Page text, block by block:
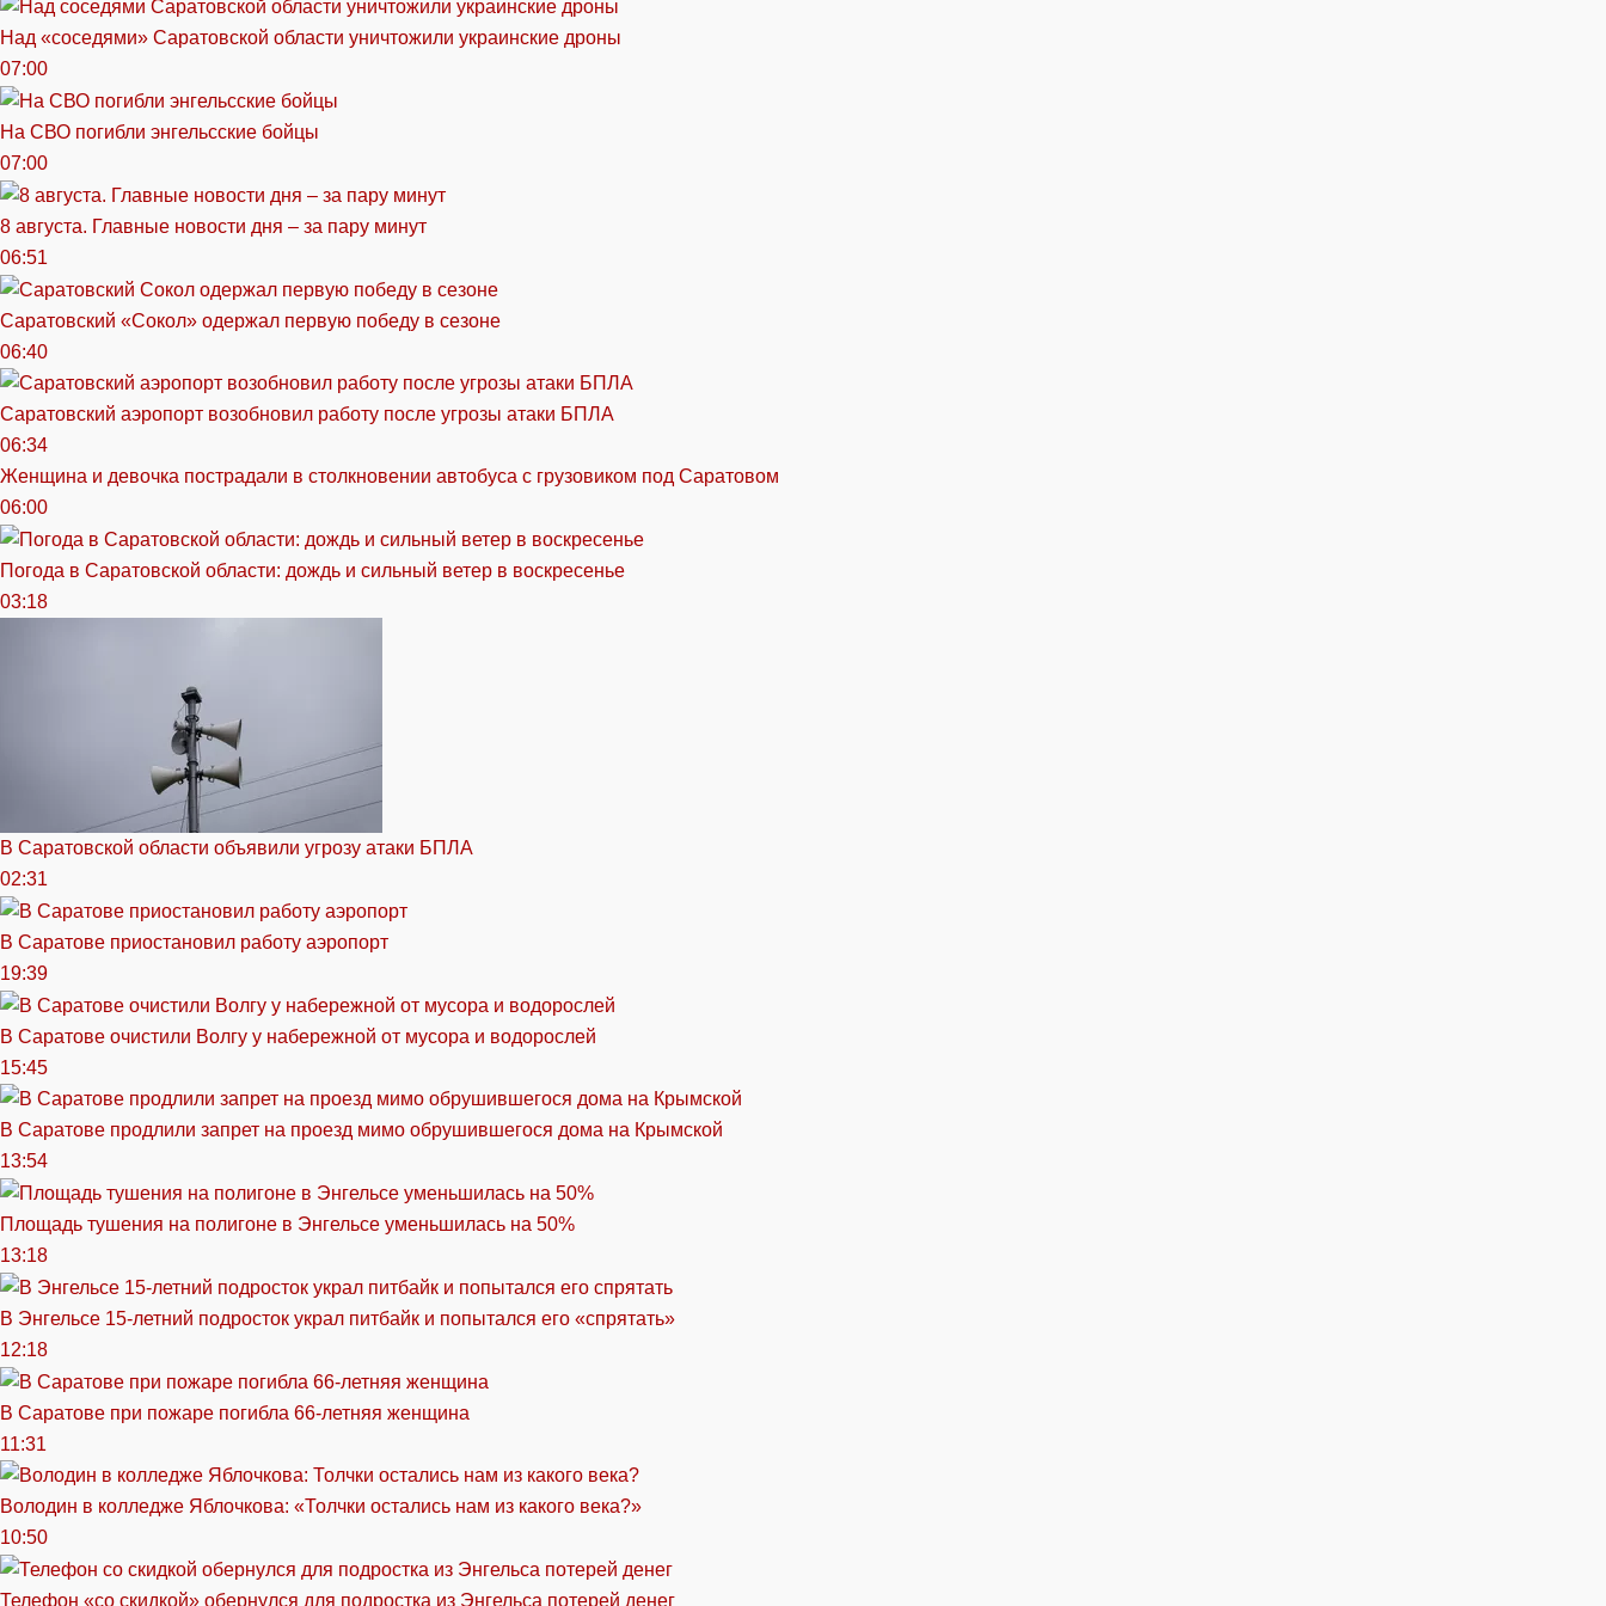
Над «соседями» Саратовской области уничтожили украинские дроны
07:00
На СВО погибли энгельсские бойцы
07:00
8 августа. Главные новости дня – за пару минут
06:51
Саратовский «Сокол» одержал первую победу в сезоне
06:40
Саратовский аэропорт возобновил работу после угрозы атаки БПЛА
06:34
Женщина и девочка пострадали в столкновении автобуса с грузовиком под Саратовом
06:00
Погода в Саратовской области: дождь и сильный ветер в воскресенье
03:18
В Саратовской области объявили угрозу атаки БПЛА
02:31
В Саратове приостановил работу аэропорт
19:39
В Саратове очистили Волгу у набережной от мусора и водорослей
15:45
В Саратове продлили запрет на проезд мимо обрушившегося дома на Крымской
13:54
Площадь тушения на полигоне в Энгельсе уменьшилась на 50%
13:18
В Энгельсе 15-летний подросток украл питбайк и попытался его «спрятать»
12:18
В Саратове при пожаре погибла 66-летняя женщина
11:31
Володин в колледже Яблочкова: «Толчки остались нам из какого века?»
10:50
Телефон «со скидкой» обернулся для подростка из Энгельса потерей денег